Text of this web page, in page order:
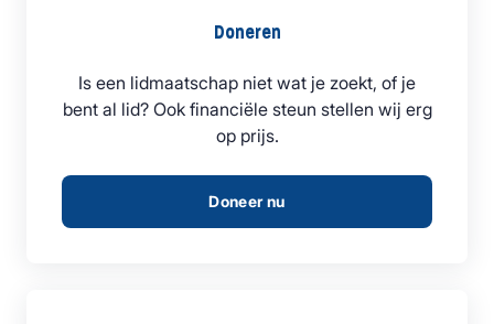
Doneren
Is een lidmaatschap niet wat je zoekt, of je
bent al lid? Ook financiële steun stellen wij erg
op prijs.
Doneer nu